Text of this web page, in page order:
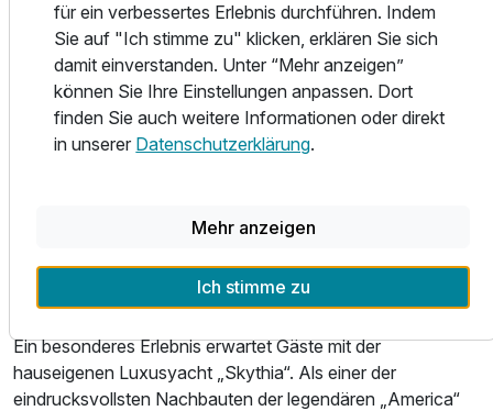
Zusatznächte
Für 4 Tage p.P. ab369,00 €
2 Erwachsene und 2 Kinder
Nur 8 Kilometer vom Schlosshotel entfernt liegt die
renommierte Golfanlage WINSTONgolf. Mit dem 18-
Löcher-Meisterschaftsplatz WINSTONopen, dem
spektakulären und prämierten Linkscourse WINSTONlinks
sowie der 9-Löcher-Anlage WINSTONkranich bietet sie
Golfern jeder Spielklasse die passende Herausforderung.
Reinigung Ihrer Golfausrüstung. Ein kostenfreier Transfer
zum Golfplatz und zurück steht den Gästen ebenfalls zur
Ein besonderes Erlebnis erwartet Gäste mit der
hauseigenen Luxusyacht „Skythia“. Als einer der
eindrucksvollsten Nachbauten der legendären „America“
für ein verbessertes Erlebnis durchführen. Indem
Sie auf "Ich stimme zu" klicken, erklären Sie sich
damit einverstanden. Unter “Mehr anzeigen”
können Sie Ihre Einstellungen anpassen. Dort
finden Sie auch weitere Informationen oder direkt
in unserer Datenschutzerklärung.
Mehr anzeigen
Ich stimme zu